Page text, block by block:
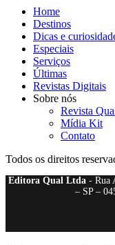
Home
Destinos
Dicas e
Especiais
Serviços
Últimas
Revistas Digitais
Sobre nós
Revista
Mídia Kit
Contato
Todos os direitos
Editora Qual Ltda- Rua
– SP –